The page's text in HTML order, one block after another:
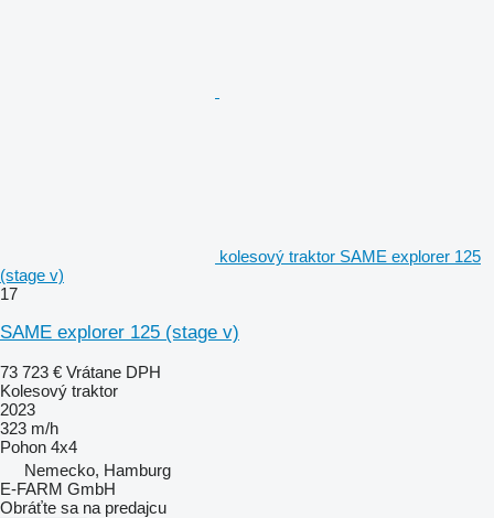
kolesový traktor SAME explorer 125
(stage v)
17
SAME explorer 125 (stage v)
73 723 € Vrátane DPH
Kolesový traktor
2023
323 m/h
Pohon 4x4
Nemecko, Hamburg
E-FARM GmbH
Obráťte sa na predajcu